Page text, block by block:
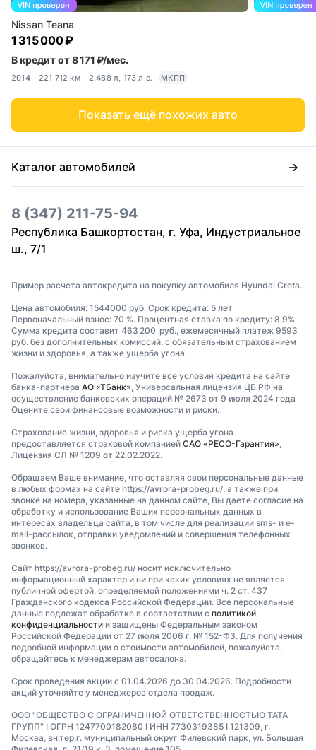
Nissan Teana
1 315 000 ₽
В кредит от 8 171 ₽/мес.
2014 221 712 км 2.488 л, 173 л.с. МКПП
Показать ещё похожих авто
Каталог автомобилей
8 (347) 211-75-94
Республика Башкортостан, г. Уфа, Индустриальное
ш., 7/1
Пример расчета автокредита на покупку автомобиля Hyundai Creta.
Цена автомобиля: 1544000 руб. Срок кредита: 5 лет
Первоначальный взнос: 70 %. Процентная ставка по кредиту: 8,9%
Сумма кредита составит 463 200 руб., ежемесячный платеж 9593
руб. без дополнительных комиссий, с обязательным страхованием
жизни и здоровья, а также ущерба угона.
Пожалуйста, внимательно изучите все условия кредита на сайте
банка-партнера АО «ТБанк», Универсальная лицензия ЦБ РФ на
осуществление банковских операций № 2673 от 9 июля 2024 года
Оцените свои финансовые возможности и риски.
Страхование жизни, здоровья и риска ущерба угона
предоставляется страховой компанией САО «РЕСО-Гарантия»,
Лицензия СЛ № 1209 от 22.02.2022.
Обращаем Ваше внимание, что оставляя свои персональные данные
в любых формах на сайте https://avrora-probeg.ru/, а также при
звонке на номера, указанные на данном сайте, Вы даете согласие на
обработку и использование Ваших персональных данных в
интересах владельца сайта, в том числе для реализации sms- и e-
mail-рассылок, отправки уведомлений и совершения телефонных
звонков.
Сайт https://avrora-probeg.ru/ носит исключительно
информационный характер и ни при каких условиях не является
публичной офертой, определяемой положениями ч. 2 ст. 437
Гражданского кодекса Российской Федерации. Все персональные
данные подлежат обработке в соответствии с политикой
конфиденциальности и защищены Федеральным законом
Российской Федерации от 27 июля 2006 г. № 152-ФЗ. Для получения
подробной информации о стоимости автомобилей, пожалуйста,
обращайтесь к менеджерам автосалона.
Срок проведения акции с 01.04.2026 до 30.04.2026. Подробности
акций уточняйте у менеджеров отдела продаж.
ООО "ОБЩЕСТВО С ОГРАНИЧЕННОЙ ОТВЕТСТВЕННОСТЬЮ ТАТА
ГРУПП" I ОГРН 1247700182080 I ИНН 7730319385 I 121309, г.
Москва, вн.тер.г. муниципальный округ Филевский парк, ул. Большая